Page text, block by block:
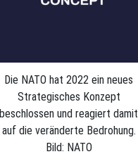
Die NATO hat 2022 ein neues
Strategisches Konzept
beschlossen und reagiert damit
auf die veränderte Bedrohung.
Bild: NATO